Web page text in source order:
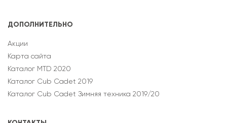
ДОПОЛНИТЕЛЬНО
Акции
Карта сайта
Каталог MTD 2020
Каталог Cub Cadet 2019
Каталог Cub Cadet Зимняя техника 2019/20